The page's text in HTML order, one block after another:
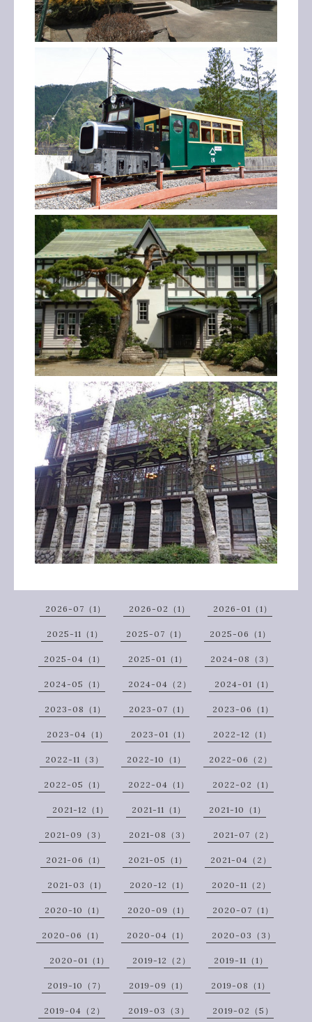
2026-07（1） 2026-02（1） 2026-01（1）
2025-11（1） 2025-07（1） 2025-06（1）
2025-04（1） 2025-01（1） 2024-08（3）
2024-05（1） 2024-04（2） 2024-01（1）
2023-08（1） 2023-07（1） 2023-06（1）
2023-04（1） 2023-01（1） 2022-12（1）
2022-11（3） 2022-10（1） 2022-06（2）
2022-05（1） 2022-04（1） 2022-02（1）
2021-12（1） 2021-11（1） 2021-10（1）
2021-09（3） 2021-08（3） 2021-07（2）
2021-06（1） 2021-05（1） 2021-04（2）
2021-03（1） 2020-12（1） 2020-11（2）
2020-10（1） 2020-09（1） 2020-07（1）
2020-06（1） 2020-04（1） 2020-03（3）
2020-01（1） 2019-12（2） 2019-11（1）
2019-10（7） 2019-09（1） 2019-08（1）
2019-04（2） 2019-03（3） 2019-02（5）